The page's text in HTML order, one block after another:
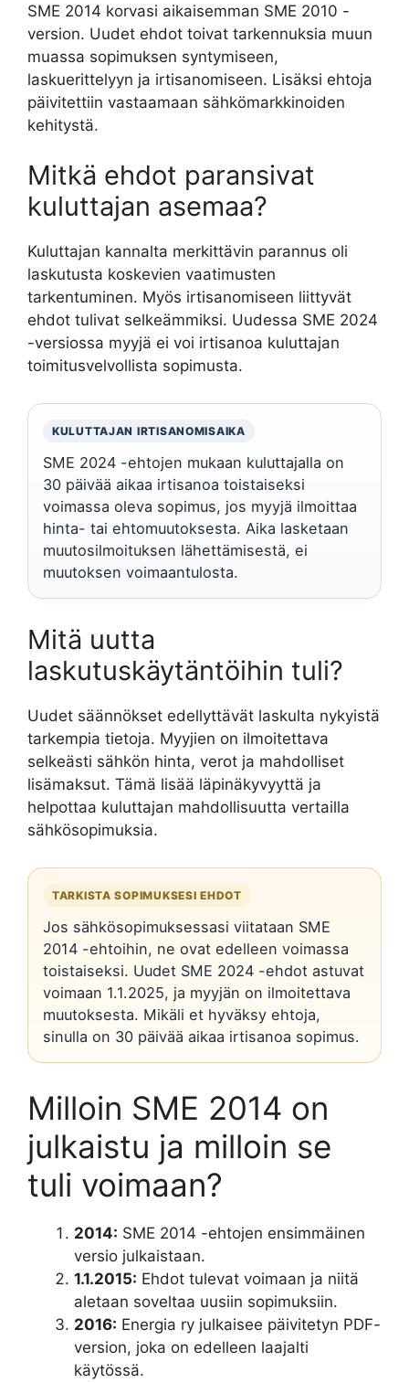
SME 2014 korvasi aikaisemman SME 2010 -
version. Uudet ehdot toivat tarkennuksia muun
muassa sopimuksen syntymiseen,
laskuerittelyyn ja irtisanomiseen. Lisäksi ehtoja
päivitettiin vastaamaan sähkömarkkinoiden
kehitystä.
Mitkä ehdot paransivat
kuluttajan asemaa?
Kuluttajan kannalta merkittävin parannus oli
laskutusta koskevien vaatimusten
tarkentuminen. Myös irtisanomiseen liittyvät
ehdot tulivat selkeämmiksi. Uudessa SME 2024
-versiossa myyjä ei voi irtisanoa kuluttajan
toimitusvelvollista sopimusta.
KULUTTAJAN IRTISANOMISAIKA
SME 2024 -ehtojen mukaan kuluttajalla on
30 päivää aikaa irtisanoa toistaiseksi
voimassa oleva sopimus, jos myyjä ilmoittaa
hinta- tai ehtomuutoksesta. Aika lasketaan
muutosilmoituksen lähettämisestä, ei
muutoksen voimaantulosta.
Mitä uutta
laskutuskäytäntöihin tuli?
Uudet säännökset edellyttävät laskulta nykyistä
tarkempia tietoja. Myyjien on ilmoitettava
selkeästi sähkön hinta, verot ja mahdolliset
lisämaksut. Tämä lisää läpinäkyvyyttä ja
helpottaa kuluttajan mahdollisuutta vertailla
sähkösopimuksia.
TARKISTA SOPIMUKSESI EHDOT
Jos sähkösopimuksessasi viitataan SME
2014 -ehtoihin, ne ovat edelleen voimassa
toistaiseksi. Uudet SME 2024 -ehdot astuvat
voimaan 1.1.2025, ja myyjän on ilmoitettava
muutoksesta. Mikäli et hyväksy ehtoja,
sinulla on 30 päivää aikaa irtisanoa sopimus.
Milloin SME 2014 on
julkaistu ja milloin se
tuli voimaan?
2014: SME 2014 -ehtojen ensimmäinen
versio julkaistaan.
1.1.2015: Ehdot tulevat voimaan ja niitä
aletaan soveltaa uusiin sopimuksiin.
2016: Energia ry julkaisee päivitetyn PDF-
version, joka on edelleen laajalti
käytössä.